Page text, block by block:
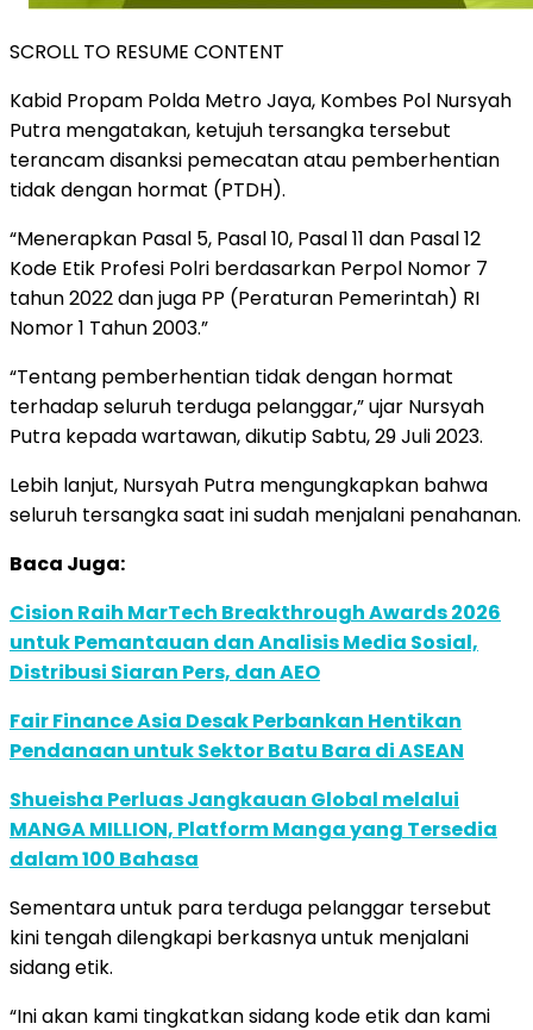
SCROLL TO RESUME CONTENT
Kabid Propam Polda Metro Jaya, Kombes Pol Nursyah
Putra mengatakan, ketujuh tersangka tersebut
terancam disanksi pemecatan atau pemberhentian
tidak dengan hormat (PTDH).
“Menerapkan Pasal 5, Pasal 10, Pasal 11 dan Pasal 12
Kode Etik Profesi Polri berdasarkan Perpol Nomor 7
tahun 2022 dan juga PP (Peraturan Pemerintah) RI
Nomor 1 Tahun 2003.”
“Tentang pemberhentian tidak dengan hormat
terhadap seluruh terduga pelanggar,” ujar Nursyah
Putra kepada wartawan, dikutip Sabtu, 29 Juli 2023.
Lebih lanjut, Nursyah Putra mengungkapkan bahwa
seluruh tersangka saat ini sudah menjalani penahanan.
Baca Juga:
Cision Raih MarTech Breakthrough Awards 2026
untuk Pemantauan dan Analisis Media Sosial,
Distribusi Siaran Pers, dan AEO
Fair Finance Asia Desak Perbankan Hentikan
Pendanaan untuk Sektor Batu Bara di ASEAN
Shueisha Perluas Jangkauan Global melalui
MANGA MILLION, Platform Manga yang Tersedia
dalam 100 Bahasa
Sementara untuk para terduga pelanggar tersebut
kini tengah dilengkapi berkasnya untuk menjalani
sidang etik.
“Ini akan kami tingkatkan sidang kode etik dan kami